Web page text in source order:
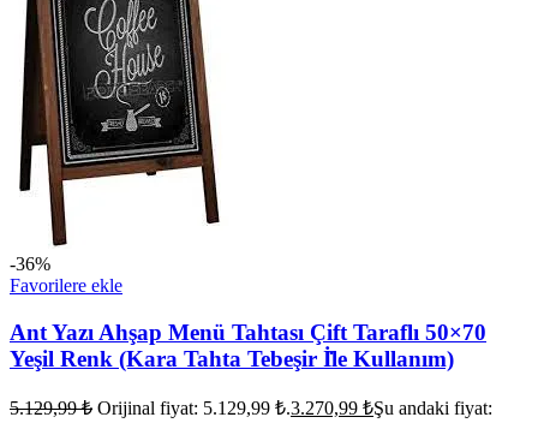
-36%
Favorilere ekle
Ant Yazı Ahşap Menü Tahtası Çift Taraflı 50×70
Yeşil Renk (Kara Tahta Tebeşir İ̇le Kullanım)
5.129,99₺ Orijinal fiyat: 5.129,99 ₺.3.270,99 ₺Şu andaki fiyat: